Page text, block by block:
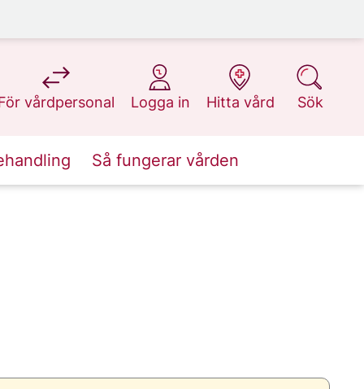
vårdpersonal
på 1177.se
Logga in
på 1177.se
Hitta vård
på 1177.se
Sök
på 1177.se
Så fungerar vården